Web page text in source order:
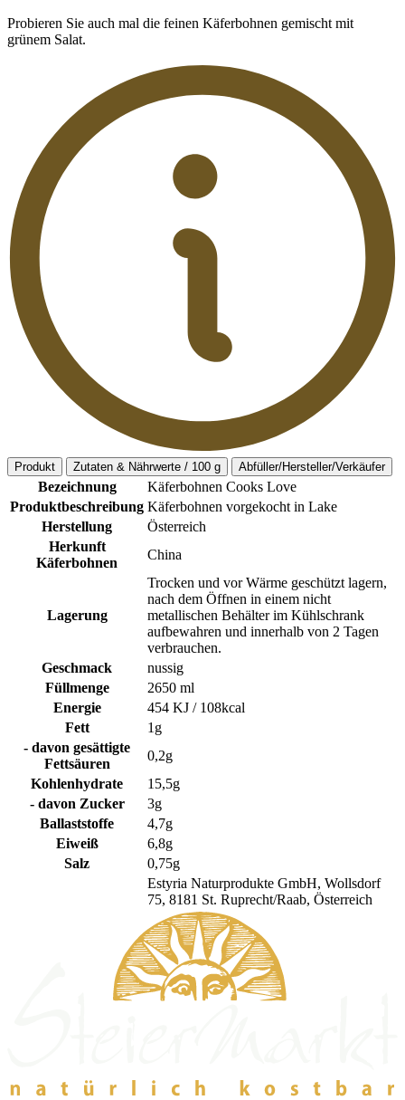
Probieren Sie auch mal die feinen Käferbohnen gemischt mit
grünem Salat.
Produkt Zutaten & Nährwerte / 100 g Abfüller/Hersteller/Verkäufer
Bezeichnung
Käferbohnen Cooks Love
Produktbeschreibung Käferbohnen vorgekocht in Lake
Herstellung
Österreich
Herkunft
Käferbohnen
China
Lagerung
Trocken und vor Wärme geschützt lagern,
nach dem Öffnen in einem nicht
metallischen Behälter im Kühlschrank
aufbewahren und innerhalb von 2 Tagen
verbrauchen.
Geschmack
nussig
Füllmenge
2650 ml
Energie
454 KJ / 108kcal
Fett
1g
- davon gesättigte
Fettsäuren
0,2g
Kohlenhydrate
15,5g
- davon Zucker
3g
Ballaststoffe
4,7g
Eiweiß
6,8g
Salz
0,75g
Estyria Naturprodukte GmbH, Wollsdorf
75, 8181 St. Ruprecht/Raab, Österreich